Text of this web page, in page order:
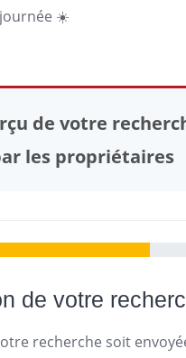
☀️
de votre
les propriétaires
de votre
recherche soit